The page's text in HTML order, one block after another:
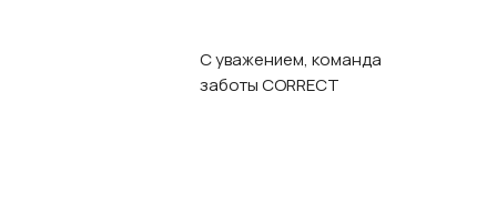
С уважением, команда
заботы CORRECT